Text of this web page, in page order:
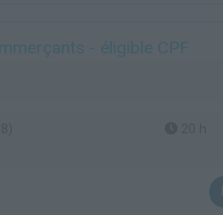
- éligible CPF